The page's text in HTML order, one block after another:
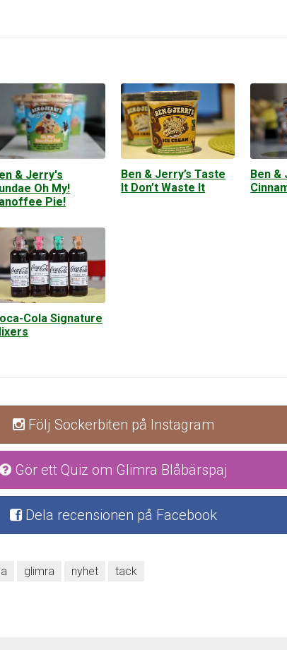
& Jerry's
Oh My!
Pie!
Ben & Jerry’s Taste
It Don’t Waste It
Ben &
Cola Signature
Följ Sockerbiten på Instagram
Gör ett Quiz om Glimra Blåbärspaj
Dela recensionen på Facebook
glimra nyhet tack